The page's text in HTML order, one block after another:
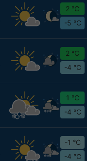
2 °C
-5 °C
2 °C
-4 °C
1 °C
-4 °C
-1 °C
-4 °C